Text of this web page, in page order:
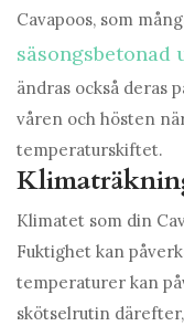
Cavapoos, som
säsongsbetonad
ändras också deras
våren och hösten
temperaturskiftet.
Klimatet som din
Fuktighet kan
temperaturer kan
skötselrutin